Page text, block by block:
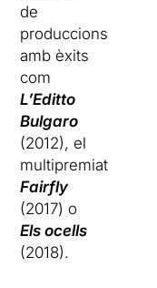
de
produccions
amb èxits
com
L’Editto
Bulgaro
(2012), el
multipremiat
Fairfly
(2017) o
Els ocells
(2018).